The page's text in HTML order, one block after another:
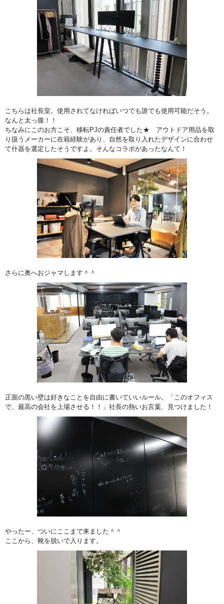
こちらは社長室。使用されてなければいつでも誰でも使用可能だそう。
なんと太っ腹！！
ちなみにこのお方こそ、移転PJの責任者でした★ アウトドア用品を取
り扱うメーカーに在籍経験があり、自然を取り入れたデザインに合わせ
て什器を選定したそうですよ。そんなコラボがあったなんて！
さらに奥へおジャマします＾＾
正面の黒い壁は好きなことを自由に書いていいルール。「このオフィス
で、最高の会社を上場させる！！」社長の熱いお言葉、見つけました！
やったー、ついにここまで来ました＾＾
ここから、靴を脱いで入ります。